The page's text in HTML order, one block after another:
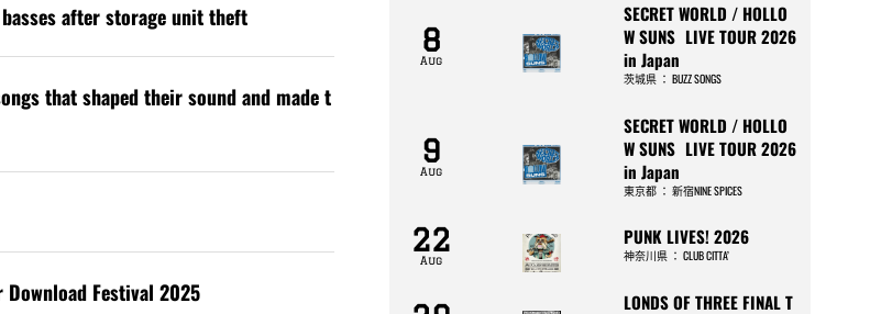
after storage unit theft
that shaped their sound and made t
Festival 2025
8
Aug
SECRET WORLD / HOLLO
W SUNS LIVE TOUR 2026
in Japan
茨城県： BUZZ SONGS
9
Aug
SECRET WORLD / HOLLO
W SUNS LIVE TOUR 2026
in Japan
東京都： 新宿NINE SPICES
22
Aug
PUNK LIVES! 2026
神奈川県： CLUB CITTA’
LONDS OF THREE FINAL T